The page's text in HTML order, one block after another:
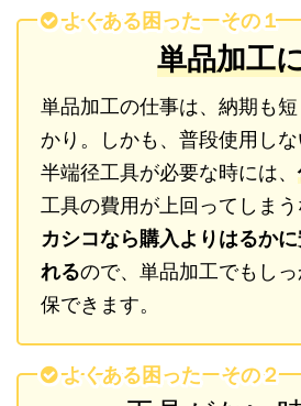
よくある困った その１
単品加工
単品加工の仕事は、納期も
かり。しかも、普段使用しな
半端径工具が必要な時には、
工具の費用が上回ってしまう
カシコなら購入よりはるか
れるので、単品加工でもし
保できます。
よくある困った その２